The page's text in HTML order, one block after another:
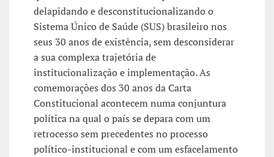
delapidando e desconstitucionalizando o
Sistema Único de Saúde (SUS) brasileiro nos
seus 30 anos de existência, sem desconsiderar
a sua complexa trajetória de
institucionalização e implementação. As
comemorações dos 30 anos da Carta
Constitucional acontecem numa conjuntura
política na qual o país se depara com um
retrocesso sem precedentes no processo
político-institucional e com um esfacelamento